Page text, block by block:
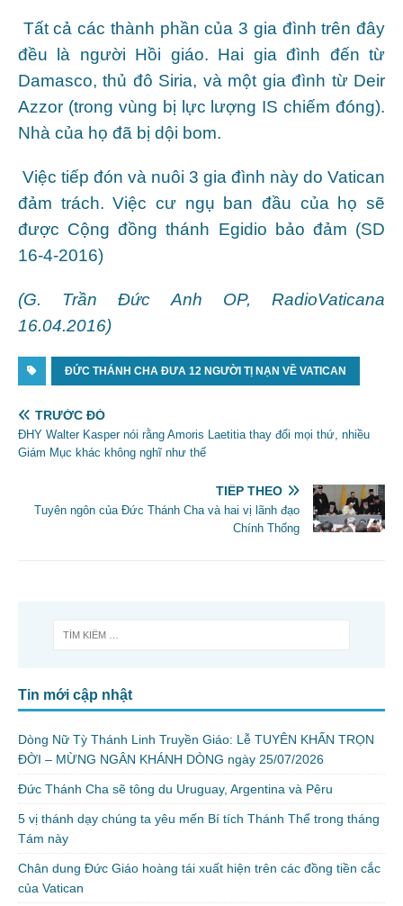
Tất cả các thành phần của 3 gia đình trên đây
đều là người Hồi giáo. Hai gia đình đến từ
Damasco, thủ đô Siria, và một gia đình từ Deir
Azzor (trong vùng bị lực lượng IS chiếm đóng).
Nhà của họ đã bị dội bom.
Việc tiếp đón và nuôi 3 gia đình này do Vatican
đảm trách. Việc cư ngụ ban đầu của họ sẽ
được Cộng đồng thánh Egidio bảo đảm (SD
16-4-2016)
(G. Trần Đức Anh OP, RadioVaticana
16.04.2016)
ĐỨC THÁNH CHA ĐƯA 12 NGƯỜI TỊ NẠN VỀ VATICAN
TRƯỚC ĐÓ
ĐHY Walter Kasper nói rằng Amoris Laetitia thay đổi mọi thứ, nhiều
Giám Mục khác không nghĩ như thế
TIẾP THEO
Tuyên ngôn của Đức Thánh Cha và hai vị lãnh đạo
Chính Thống
Tin mới cập nhật
Dòng Nữ Tỳ Thánh Linh Truyền Giáo: Lễ TUYÊN KHẤN TRỌN
ĐỜI – MỪNG NGÂN KHÁNH DÒNG ngày 25/07/2026
Đức Thánh Cha sẽ tông du Uruguay, Argentina và Pêru
5 vị thánh dạy chúng ta yêu mến Bí tích Thánh Thể trong tháng
Tám này
Chân dung Đức Giáo hoàng tái xuất hiện trên các đồng tiền cắc
của Vatican